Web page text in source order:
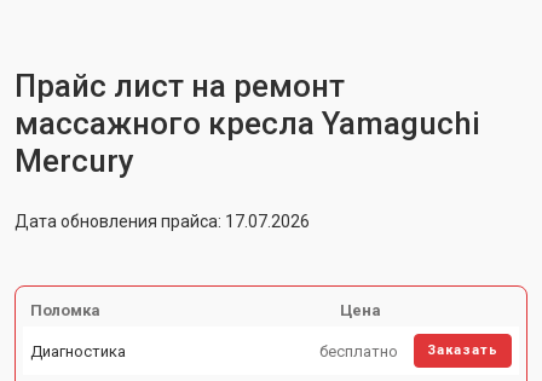
Прайс лист на ремонт
массажного кресла Yamaguchi
Mercury
Дата обновления прайса: 17.07.2026
Поломка Цена
Диагностика бесплатно Заказать